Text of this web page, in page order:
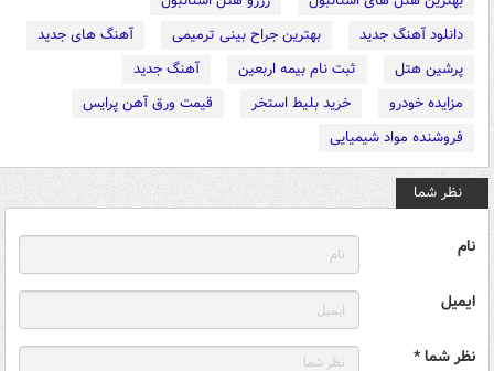
دانلود آهنگ جدید
بهترین جراح بینی ترمیمی
آهنگ های جدید
پرشین هتل
ثبت نام بیمه اربعین
آهنگ جدید
مزایده خودرو
خرید بلیط استخر
قیمت ورق آهن پرایس
فروشنده مواد شیمیایی
نظر شما
نام
ایمیل
نظر شما *